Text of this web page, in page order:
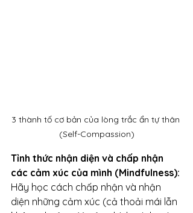
3 thành tố cơ bản của lòng trắc ẩn tự thân
(Self-Compassion)
Tỉnh thức nhận diện và chấp nhận
các cảm xúc của mình (Mindfulness):
Hãy học cách chấp nhận và nhận
diện những cảm xúc (cả thoải mái lẫn